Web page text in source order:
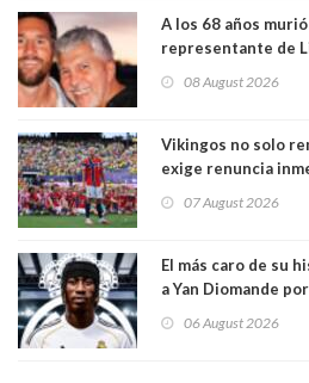
A los 68 años
representante de
08 August 2026
Vikingos no solo
exige renuncia
07 August 2026
El más caro de su
a Yan Diomande
06 August 2026